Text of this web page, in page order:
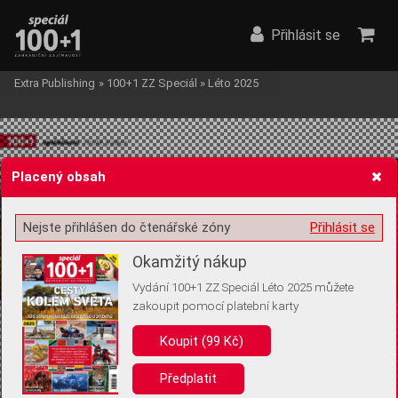
Žádost o souhlas s ukládáním volitelných informací
Pro základní fungování webu nepotřebujeme ukládat žádné informace
(tzv. cookies apod.). Rádi bychom vás ale požádali o souhlas s
uložením volitelných informací:
Anonymní unikátní ID
Přihlásit se
Extra Publishing » 100+1 ZZ Speciál » Léto 2025
Placený obsah
Přihlásit se
Nejste přihlášen do čtenářské zóny
Okamžitý nákup
Vydání 100+1 ZZ Speciál Léto 2025 můžete
zakoupit pomocí platební karty
Koupit (99 Kč)
Předplatit